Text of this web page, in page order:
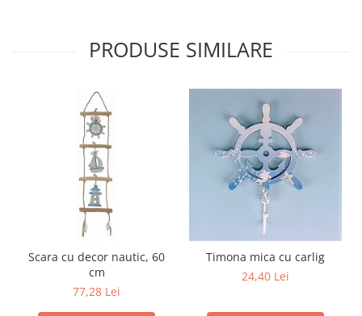
PRODUSE SIMILARE
Scara cu decor nautic, 60
cm
77,28 Lei
Timona mica cu carlig
24,40 Lei